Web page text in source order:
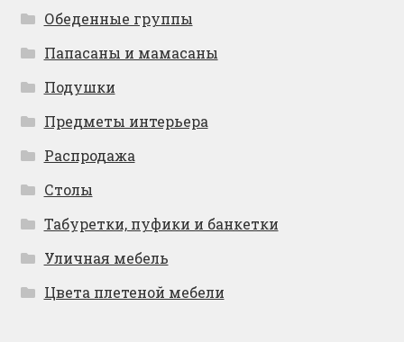
Обеденные группы
Папасаны и мамасаны
Подушки
Предметы интерьера
Распродажа
Столы
Табуретки, пуфики и банкетки
Уличная мебель
Цвета плетеной мебели